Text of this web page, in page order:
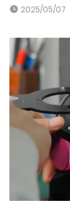
2025/05/07